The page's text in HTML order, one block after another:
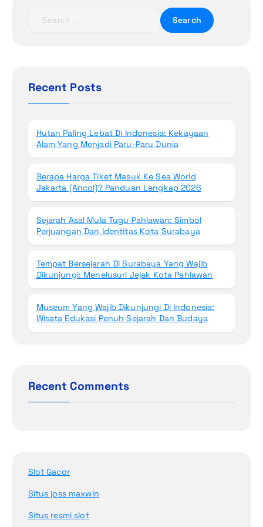
h
fRecent Posts
Hutan Paling Lebat Di Indonesia: Kekayaan
Alam Yang Menjadi Paru-Paru Dunia
Berapa Harga Tiket Masuk Ke Sea World
Jakarta (Ancol)? Panduan Lengkap 2026
Sejarah Asal Mula Tugu Pahlawan: Simbol
Perjuangan Dan Identitas Kota Surabaya
Tempat Bersejarah Di Surabaya Yang Wajib
Dikunjungi: Menelusuri Jejak Kota Pahlawan
Museum Yang Wajib Dikunjungi Di Indonesia:
Wisata Edukasi Penuh Sejarah Dan Budaya
Recent Comments
Slot Gacor
Situs joss maxwin
Situs resmi slot